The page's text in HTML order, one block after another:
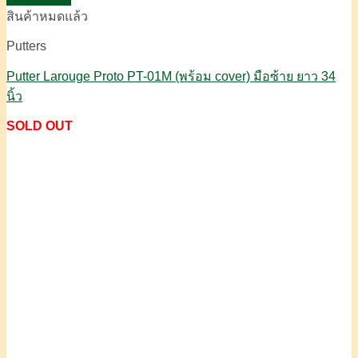
สินค้าหมดแล้ว
Putters
Putter Larouge Proto PT-01M (พร้อม cover) มือซ้าย ยาว 34
นิ้ว
SOLD OUT